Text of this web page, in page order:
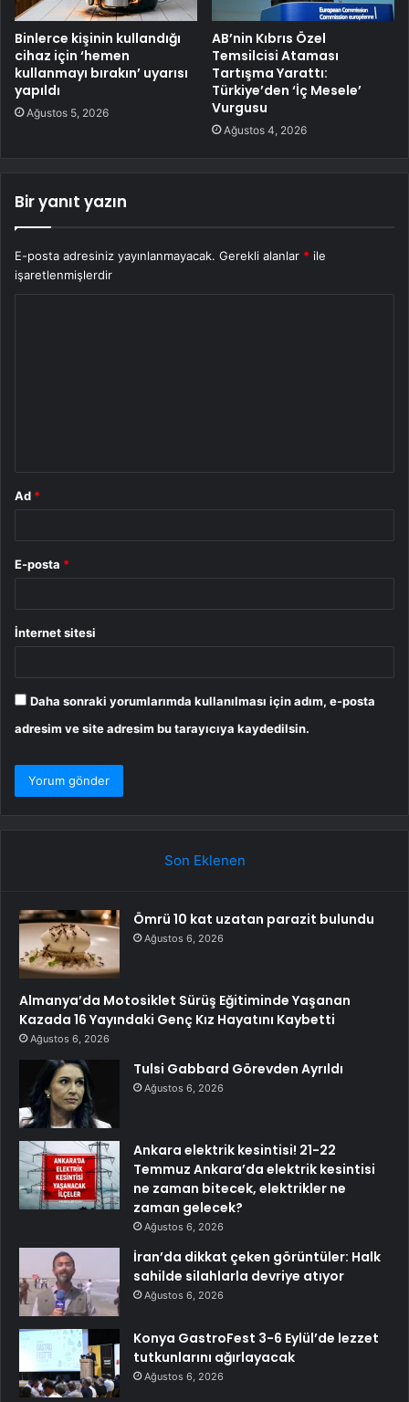
Binlerce kişinin kullandığı
cihaz için ‘hemen
kullanmayı bırakın’ uyarısı
yapıldı
Ağustos 5, 2026
AB’nin Kıbrıs Özel
Temsilcisi Ataması
Tartışma Yarattı:
Türkiye’den ‘İç Mesele’
Vurgusu
Ağustos 4, 2026
Bir yanıt yazın
E-posta adresiniz yayınlanmayacak. Gerekli alanlar * ile
işaretlenmişlerdir
Ad *
E-posta *
İnternet sitesi
Daha sonraki yorumlarımda kullanılması için adım, e-posta
adresim ve site adresim bu tarayıcıya kaydedilsin.
Son Eklenen
Ömrü 10 kat uzatan parazit bulundu
Ağustos 6, 2026
Almanya’da Motosiklet Sürüş Eğitiminde Yaşanan
Kazada 16 Yayındaki Genç Kız Hayatını Kaybetti
Ağustos 6, 2026
Tulsi Gabbard Görevden Ayrıldı
Ağustos 6, 2026
Ankara elektrik kesintisi! 21-22
Temmuz Ankara’da elektrik kesintisi
ne zaman bitecek, elektrikler ne
zaman gelecek?
Ağustos 6, 2026
İran’da dikkat çeken görüntüler: Halk
sahilde silahlarla devriye atıyor
Ağustos 6, 2026
Konya GastroFest 3-6 Eylül’de lezzet
tutkunlarını ağırlayacak
Ağustos 6, 2026